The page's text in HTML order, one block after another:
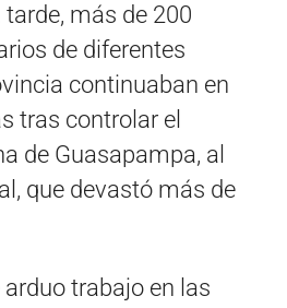
más de 200
de diferentes
continuaban en
tras controlar el
de Guasapampa, al
que devastó más de
trabajo en las